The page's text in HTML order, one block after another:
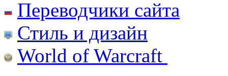
Переводчики сайта
Стиль и дизайн
World of Warcraft